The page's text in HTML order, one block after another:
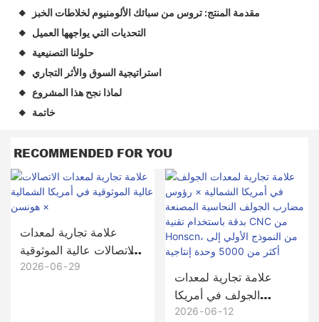
◆ مقدمة المنتج: تروس من سبائك الألومنيوم لخلاطات الخبز
◆ التحديات التي يواجهها العميل
◆ حلولنا التصنيعية
◆ استراتيجية السوق والأثر التجاري
◆ لماذا نجح هذا المشروع
◆ خاتمة
RECOMMENDED FOR YOU
علامة تجارية لمعدات
الاتصالات عالية الموثوقية
في أمريكا الشمالية ×
2026 06 29
علامة تجارية لمعدات
الجولف في أمريكا
الشمالية × رؤوس
2026 06 12